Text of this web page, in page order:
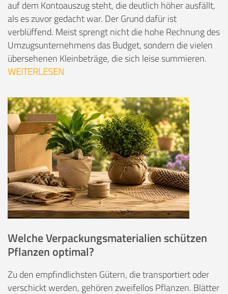
auf dem Kontoauszug steht, die deutlich höher ausfällt,
als es zuvor gedacht war. Der Grund dafür ist
verblüffend. Meist sprengt nicht die hohe Rechnung des
Umzugsunternehmens das Budget, sondern die vielen
übersehenen Kleinbeträge, die sich leise summieren.
WEITERLESEN
Welche Verpackungsmaterialien schützen
Pflanzen optimal?
Zu den empfindlichsten Gütern, die transportiert oder
verschickt werden, gehören zweifellos Pflanzen. Blätter